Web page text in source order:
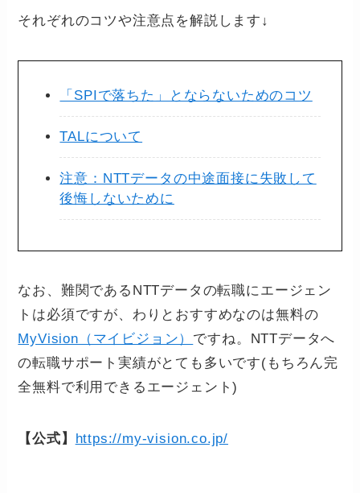
それぞれのコツや注意点を解説します↓
「SPIで落ちた」とならないためのコツ
TALについて
注意：NTTデータの中途面接に失敗して
後悔しないために
なお、難関であるNTTデータの転職にエージェン
トは必須ですが、わりとおすすめなのは無料の
MyVision（マイビジョン） ですね。NTTデータへ
の転職サポート実績がとても多いです(もちろん完
全無料で利用できるエージェント)
【公式】 https://my-vision.co.jp/